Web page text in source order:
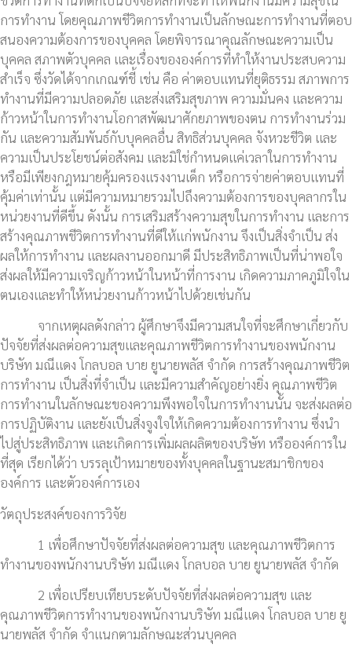
การทำงาน โดยคุณภาพชีวิตการทำงานเป็นลักษณะการทำงานที่ตอบ
สนองความต้องการของบุคคล โดยพิจารณาคุณลักษณะความเป็น
บุคคล สภาพตัวบุคคล และเรื่องขององค์การที่ทำให้งานประสบความ
สำเร็จ ซึ่งวัดได้จากเกณฑ์ชี้ เช่น คือ ค่าตอบแทนที่ยุติธรรม สภาพการ
ทำงานที่มีความปลอดภัย และส่งเสริมสุขภาพ ความมั่นคง และความ
ก้าวหน้าในการทำงานโอกาสพัฒนาศักยภาพของตน การทำงานร่วม
กัน และความสัมพันธ์กับบุคคลอื่น สิทธิส่วนบุคคล จังหวะชีวิต และ
ความเป็นประโยชน์ต่อสังคม และมิใช่กำหนดแค่เวลาในการทำงาน
หรือมีเพียงกฎหมายคุ้มครองแรงงานเด็ก หรือการจ่ายค่าตอบแทนที่
คุ้มค่าเท่านั้น แต่มีความหมายรวมไปถึงความต้องการของบุคลากรใน
หน่วยงานที่ดีขึ้น ดังนั้น การเสริมสร้างความสุขในการทำงาน และการ
สร้างคุณภาพชีวิตการทำงานที่ดีให้แก่พนักงาน จึงเป็นสิ่งจำเป็น ส่ง
ผลให้การทำงาน และผลงานออกมาดี มีประสิทธิภาพเป็นที่น่าพอใจ
ส่งผลให้มีความเจริญก้าวหน้าในหน้าที่การงาน เกิดความภาคภูมิใจใน
ตนเองและทำให้หน่วยงานก้าวหน้าไปด้วยเช่นกัน
จากเหตุผลดังกล่าว ผู้ศึกษาจึงมีความสนใจที่จะศึกษาเกี่ยวกับ
ปัจจัยที่ส่งผลต่อความสุขและคุณภาพชีวิตการทำงานของพนักงาน
บริษัท มณีแดง โกลบอล บาย ยูนายพลัส จำกัด การสร้างคุณภาพชีวิต
การทำงาน เป็นสิ่งที่จำเป็น และมีความสำคัญอย่างยิ่ง คุณภาพชีวิต
การทำงานในลักษณะของความพึงพอใจในการทำงานนั้น จะส่งผลต่อ
การปฏิบัติงาน และยังเป็นสิ่งจูงใจให้เกิดความต้องการทำงาน ซึ่งนำ
ไปสู่ประสิทธิภาพ และเกิดการเพิ่มผลผลิตของบริษัท หรือองค์การใน
ที่สุด เรียกได้ว่า บรรลุเป้าหมายของทั้งบุคคลในฐานะสมาชิกของ
องค์การ และตัวองค์การเอง
วัตถุประสงค์ของการวิจัย
1 เพื่อศึกษาปัจจัยที่ส่งผลต่อความสุข และคุณภาพชีวิตการ
ทำงานของพนักงานบริษัท มณีแดง โกลบอล บาย ยูนายพลัส จำกัด
2 เพื่อเปรียบเทียบระดับปัจจัยที่ส่งผลต่อความสุข และ
คุณภาพชีวิตการทำงานของพนักงานบริษัท มณีแดง โกลบอล บาย ยู
นายพลัส จำกัด จำแนกตามลักษณะส่วนบุคคล